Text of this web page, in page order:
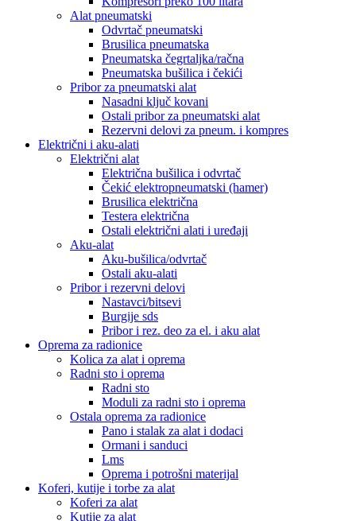
Alat pneumatski
Odvrtač pneumatski
Brusilica pneumatska
Pneumatska čegrtaljka/račna
Pneumatska bušilica i čekići
Pribor za pneumatski alat
Nasadni ključ kovani
Ostali pribor za pneumatski alat
Rezervni delovi za pneum. i kompres
Električni i aku-alati
Električni alat
Električna bušilica i odvrtač
Čekić elektropneumatski (hamer)
Brusilica električna
Testera električna
Ostali električni alati i uređaji
Aku-alat
Aku-bušilica/odvrtač
Ostali aku-alati
Pribor i rezervni delovi
Nastavci/bitsevi
Burgije sds
Pribor i rez. deo za el. i aku alat
Oprema za radionice
Kolica za alat i oprema
Radni sto i oprema
Radni sto
Moduli za radni sto i oprema
Ostala oprema za radionice
Pano i stalak za alat i dodaci
Ormani i sanduci
Lms
Oprema i potrošni materijal
Koferi, kutije i torbe za alat
Koferi za alat
Kutije za alat